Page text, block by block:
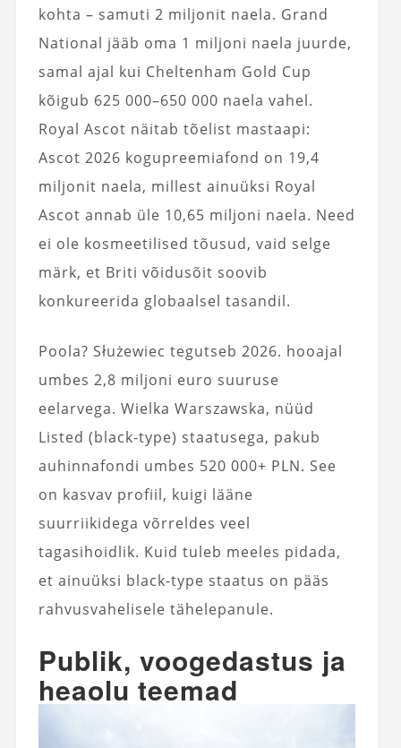
kohta – samuti 2 miljonit naela. Grand
National jääb oma 1 miljoni naela juurde,
samal ajal kui Cheltenham Gold Cup
kõigub 625 000–650 000 naela vahel.
Royal Ascot näitab tõelist mastaapi:
Ascot 2026 kogupreemiafond on 19,4
miljonit naela, millest ainuüksi Royal
Ascot annab üle 10,65 miljoni naela. Need
ei ole kosmeetilised tõusud, vaid selge
märk, et Briti võidusõit soovib
konkureerida globaalsel tasandil.
Poola? Służewiec tegutseb 2026. hooajal
umbes 2,8 miljoni euro suuruse
eelarvega. Wielka Warszawska, nüüd
Listed (black-type) staatusega, pakub
auhinnafondi umbes 520 000+ PLN. See
on kasvav profiil, kuigi lääne
suurriikidega võrreldes veel
tagasihoidlik. Kuid tuleb meeles pidada,
et ainuüksi black-type staatus on pääs
rahvusvahelisele tähelepanule.
Publik, voogedastus ja
heaolu teemad